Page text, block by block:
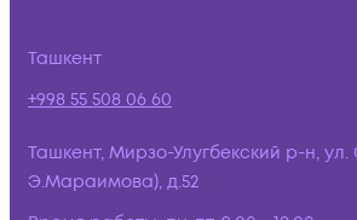
Ташкент
+998 55 508 06 60
Ташкент, Мирзо-Улугбекский р-н,
Э.Мараимова), д.52